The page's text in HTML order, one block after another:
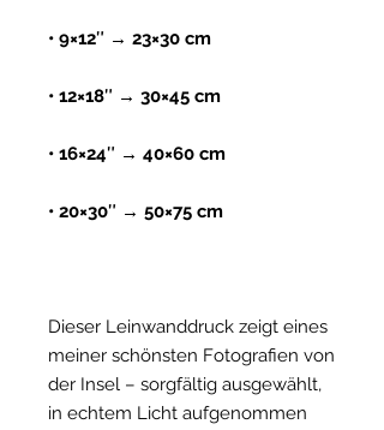
• 9×12″ → 23×30 cm
• 12×18″ → 30×45 cm
• 16×24″ → 40×60 cm
• 20×30″ → 50×75 cm
Dieser Leinwanddruck zeigt eines
meiner schönsten Fotografien von
der Insel – sorgfältig ausgewählt,
in echtem Licht aufgenommen